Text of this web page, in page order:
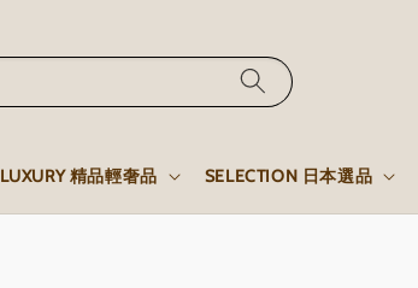
LUXURY 精品輕奢品 SELECTION 日本選品